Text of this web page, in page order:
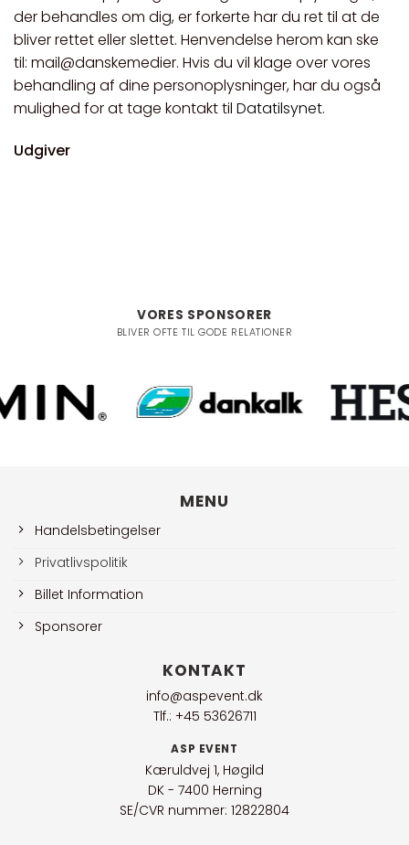
der behandles om dig, er forkerte har du ret til at de
bliver rettet eller slettet. Henvendelse herom kan ske
til: mail@danskemedier. Hvis du vil klage over vores
behandling af dine personoplysninger, har du også
mulighed for at tage kontakt til Datatilsynet.
Udgiver
VORES SPONSORER
BLIVER OFTE TIL GODE RELATIONER
MENU
Handelsbetingelser
Privatlivspolitik
Billet Information
Sponsorer
KONTAKT
info@aspevent.dk
Tlf.: +45 53626711
ASP EVENT
Kæruldvej 1, Høgild
DK - 7400 Herning
SE/CVR nummer: 12822804